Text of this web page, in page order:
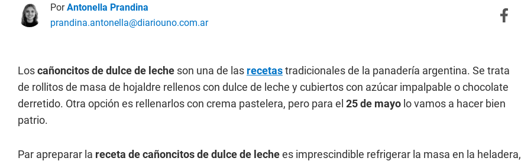
PorAntonella Prandina
prandina.antonella@diariouno.com.ar
Loscañoncitos de dulce de leche son una de las recetastradicionales de la panadería argentina. Se trata
de rollitos de masa de hojaldre rellenos con dulce de leche y cubiertos con azúcar impalpable o chocolate
derretido. Otra opción es rellenarlos con crema pastelera, pero para el 25 de mayo lo vamos a hacer bien
patrio.
Par apreparar la receta de cañoncitos de dulce de lechees imprescindible refrigerar la masa en la heladera,